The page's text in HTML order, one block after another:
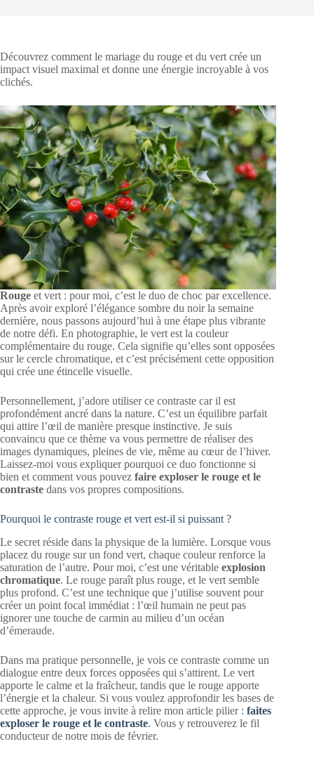
Découvrez comment le mariage du rouge et du vert crée un
impact visuel maximal et donne une énergie incroyable à vos
clichés.
Rouge et vert : pour moi, c’est le duo de choc par excellence.
Après avoir exploré l’élégance sombre du noir la semaine
dernière, nous passons aujourd’hui à une étape plus vibrante
de notre défi. En photographie, le vert est la couleur
complémentaire du rouge. Cela signifie qu’elles sont opposées
sur le cercle chromatique, et c’est précisément cette opposition
qui crée une étincelle visuelle.
Personnellement, j’adore utiliser ce contraste car il est
profondément ancré dans la nature. C’est un équilibre parfait
qui attire l’œil de manière presque instinctive. Je suis
convaincu que ce thème va vous permettre de réaliser des
images dynamiques, pleines de vie, même au cœur de l’hiver.
Laissez-moi vous expliquer pourquoi ce duo fonctionne si
bien et comment vous pouvez faire exploser le rouge et le
contraste dans vos propres compositions.
Pourquoi le contraste rouge et vert est-il si puissant ?
Le secret réside dans la physique de la lumière. Lorsque vous
placez du rouge sur un fond vert, chaque couleur renforce la
saturation de l’autre. Pour moi, c’est une véritable explosion
chromatique. Le rouge paraît plus rouge, et le vert semble
plus profond. C’est une technique que j’utilise souvent pour
créer un point focal immédiat : l’œil humain ne peut pas
ignorer une touche de carmin au milieu d’un océan
d’émeraude.
Dans ma pratique personnelle, je vois ce contraste comme un
dialogue entre deux forces opposées qui s’attirent. Le vert
apporte le calme et la fraîcheur, tandis que le rouge apporte
l’énergie et la chaleur. Si vous voulez approfondir les bases de
cette approche, je vous invite à relire mon article pilier : faites
exploser le rouge et le contraste. Vous y retrouverez le fil
conducteur de notre mois de février.